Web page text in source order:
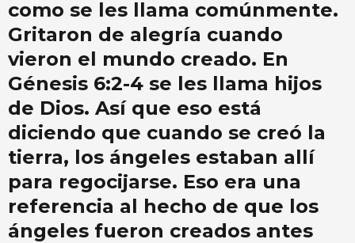
como se les llama comúnmente.
Gritaron de alegría cuando
vieron el mundo creado. En
Génesis 6:2-4 se les llama hijos
de Dios. Así que eso está
diciendo que cuando se creó la
tierra, los ángeles estaban allí
para regocijarse. Eso era una
referencia al hecho de que los
ángeles fueron creados antes